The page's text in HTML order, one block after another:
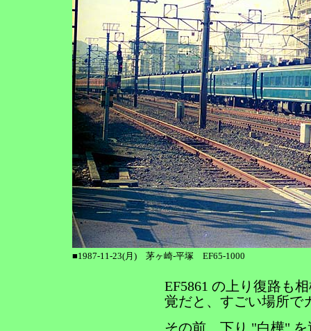
■1987-11-23(月) 茅ヶ崎-平塚 EF65-1000
EF5861 の上り復路も
覚だと、すごい場所で
その前、下り "白樺"